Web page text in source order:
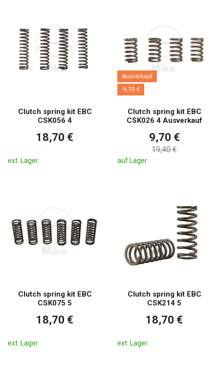
Clutch spring kit EBC
CSK056 4
18,70 €
ext. Lager
Ausverkauf
-9,70 €
Clutch spring kit EBC
CSK026 4 Ausverkauf
9,70 €
19,40 €
auf Lager
Clutch spring kit EBC
CSK075 5
18,70 €
ext. Lager
Clutch spring kit EBC
CSK214 5
18,70 €
ext. Lager